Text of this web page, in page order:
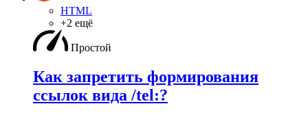
HTML
+2 ещё
Простой
Как запретить формирования
ссылок вида /tel:?